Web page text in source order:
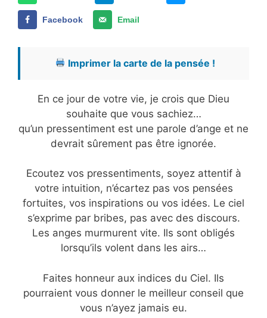
Facebook Email
Imprimer la carte de la pensée !
En ce jour de votre vie, je crois que Dieu
souhaite que vous sachiez…
qu’un pressentiment est une parole d’ange et ne
devrait sûrement pas être ignorée.
Ecoutez vos pressentiments, soyez attentif à
votre intuition, n’écartez pas vos pensées
fortuites, vos inspirations ou vos idées. Le ciel
s’exprime par bribes, pas avec des discours.
Les anges murmurent vite. Ils sont obligés
lorsqu’ils volent dans les airs…
Faites honneur aux indices du Ciel. Ils
pourraient vous donner le meilleur conseil que
vous n’ayez jamais eu.